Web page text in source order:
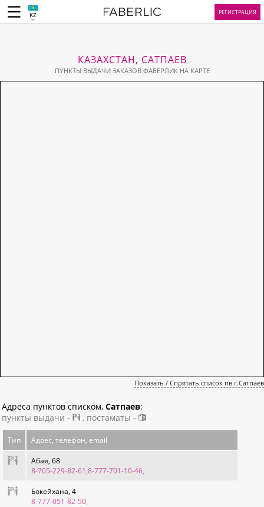
KZ РЕГИСТРАЦИЯ
КАЗАХСТАН, САТПАЕВ
ПУНКТЫ ВЫДАЧИ ЗАКАЗОВ ФАБЕРЛИК НА КАРТЕ
Показать / Спрятать список пв г.Сатпаев
Адреса пунктов списком, Сатпаев:
пункты выдачи -
, постаматы -
Тип Адрес, телефон, email
Абая, 68
8-705-229-82-61;8-777-701-10-46,
Бокейхана, 4
8-777-051-82-50,